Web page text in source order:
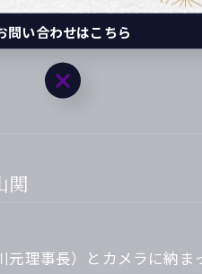
式ではさみを入れる夫・
八郎がひいきにしていた
関
元理事長）とカメラに納
お問い合わせはこちら
問い合わせはこちら